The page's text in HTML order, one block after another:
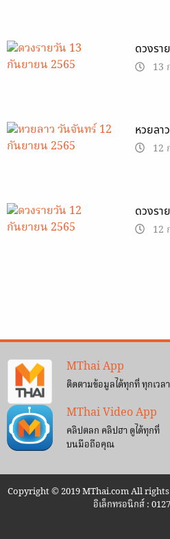
ดวงรา
13
หวยลา
12
ดวงรา
12
MThai App
ติดตามข้อมูลได้ทุกที่ ทุกเวลา
MThai Video App
คลิปตลก คลิปฮา ดูได้ทุกที่
บนมือถือคุณ
Copyright © 2019 MThai.com All rights
อิเล็กทรอนิกส์ :